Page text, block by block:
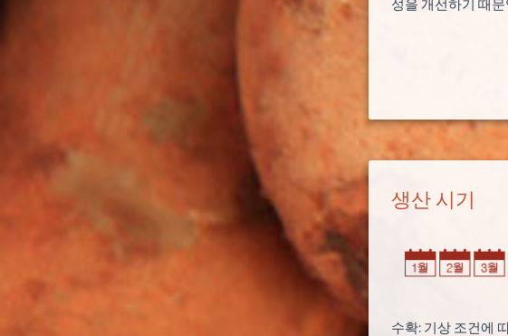
성을 개선하기 때
생산 시기
수확: 기상 조건에